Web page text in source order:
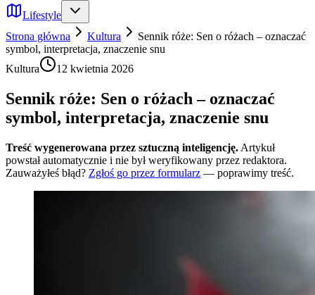
Lifestyle
Strona główna
Kultura
Sennik róże: Sen o różach – oznaczać
symbol, interpretacja, znaczenie snu
Kultura
12 kwietnia 2026
Sennik róże: Sen o różach – oznaczać
symbol, interpretacja, znaczenie snu
Treść wygenerowana przez sztuczną inteligencję. Artykuł
powstał automatycznie i nie był weryfikowany przez redaktora.
Zauważyłeś błąd? Zgłoś go przez formularz — poprawimy treść.